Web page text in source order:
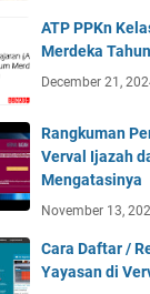
ATP PPKn
Merdeka
December 21,
Rangkuman
Verval Ijazah
Mengatasinya
November 13,
Cara Daftar /
Yayasan di